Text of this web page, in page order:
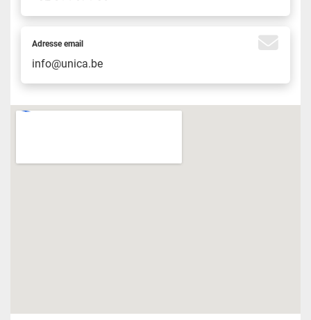
Adresse email
info@unica.be